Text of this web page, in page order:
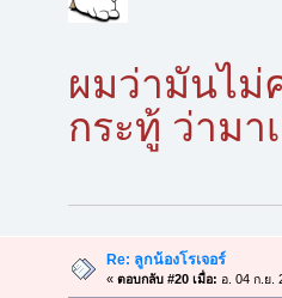
ผมว่ามันไม่
กระทู้ ว่ามา
Re: ลูกน้องโรเจอร์
« ตอบกลับ #20 เมื่อ: อ. 04 ก.ย.